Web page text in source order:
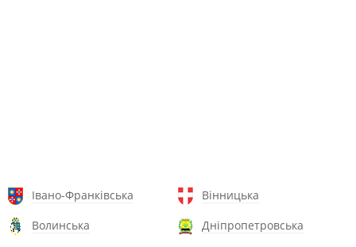
Івано-Франківська
Вінницька
Волинська
Дніпропетровська